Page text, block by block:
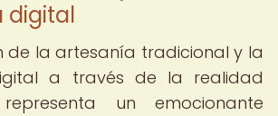
digital
de la artesanía tradicional y la
a través de la realidad
un emocionante